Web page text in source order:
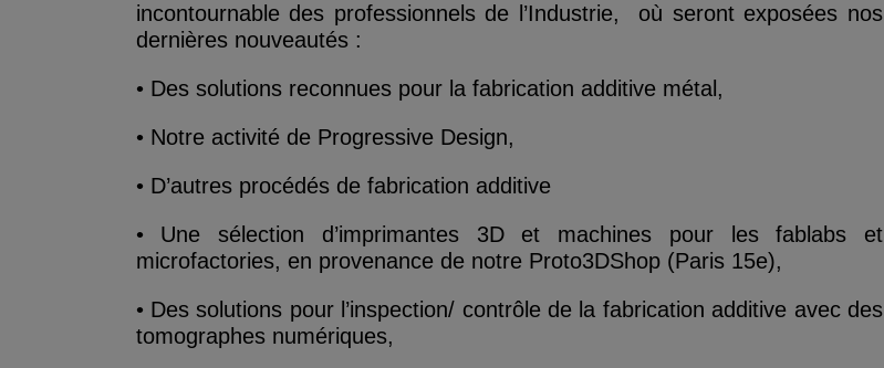
incontournable des professionnels de l’Industrie, où seront exposées nos
dernières nouveautés :
• Des solutions reconnues pour la fabrication additive métal,
• Notre activité de Progressive Design,
• D’autres procédés de fabrication additive
• Une sélection d’imprimantes 3D et machines pour les fablabs et
microfactories, en provenance de notre Proto3DShop (Paris 15e),
• Des solutions pour l’inspection/ contrôle de la fabrication additive avec des
tomographes numériques,